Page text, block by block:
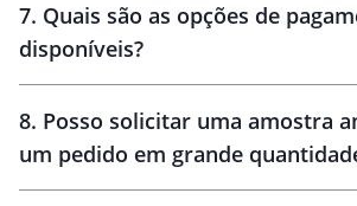
10 dias
brinde
7. Quais são as opções de
disponíveis?
8. Posso solicitar uma amostra
um pedido em grande